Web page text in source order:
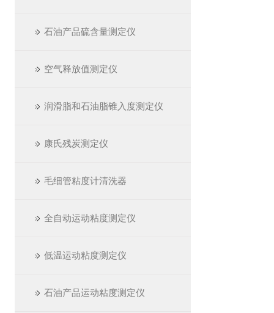
石油产品硫含量测定仪
空气释放值测定仪
润滑脂和石油脂锥入度测定仪
康氏残炭测定仪
毛细管粘度计清洗器
全自动运动粘度测定仪
低温运动粘度测定仪
石油产品运动粘度测定仪